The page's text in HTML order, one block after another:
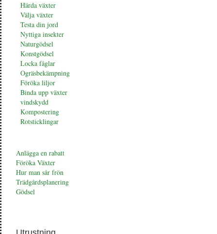
Härda växter
Välja växter
Testa din jord
Nyttiga insekter
Naturgödsel
Konstgödsel
Locka fåglar
Ogräsbekämpning
Föröka liljor
Binda upp växter
vindskydd
Kompostering
Rotsticklingar
Anlägga en rabatt
Föröka Växter
Hur man sår frön
Trädgårdsplanering
Gödsel